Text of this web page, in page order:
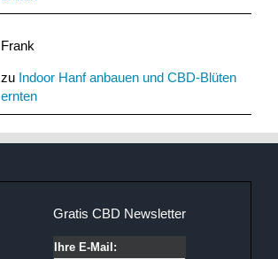
Frank
zu Indoor Hanf anbauen und CBD-Blüten
ernten
Gratis CBD Newsletter
Ihre E-Mail: